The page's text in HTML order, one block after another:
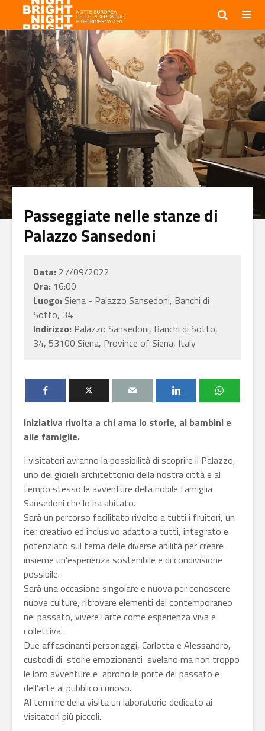
Passeggiate nelle stanze di
Palazzo Sansedoni
Data: 27/09/2022
Ora: 16:00
Luogo: Siena - Palazzo Sansedoni, Banchi di
Sotto, 34
Indirizzo: Palazzo Sansedoni, Banchi di Sotto,
34, 53100 Siena, Province of Siena, Italy
Iniziativa rivolta a chi ama lo storie, ai bambini e
alle famiglie.
I visitatori avranno la possibilità di scoprire il Palazzo,
uno dei gioielli architettonici della nostra città e al
tempo stesso le avventure della nobile famiglia
Sansedoni che lo ha abitato.
Sarà un percorso facilitato rivolto a tutti i fruitori, un
iter creativo ed inclusivo adatto a tutti, integrato e
potenziato sul tema delle diverse abilità per creare
insieme un’esperienza sostenibile e di condivisione
possibile.
Sarà una occasione singolare e nuova per conoscere
nuove culture, ritrovare elementi del contemporaneo
nel passato, vivere l’arte come esperienza viva e
collettiva.
Due affascinanti personaggi, Carlotta e Alessandro,
custodi di storie emozionanti svelano ma non troppo
le loro avventure e aprono le porte del passato e
dell’arte al pubblico curioso.
Al termine della visita un laboratorio dedicato ai
visitatori più piccoli.